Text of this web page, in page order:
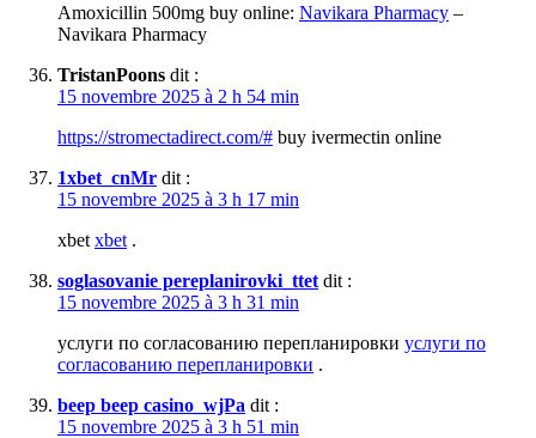
Amoxicillin 500mg buy online: Navikara Pharmacy –
Navikara Pharmacy
TristanPoons dit :
15 novembre 2025 à 2 h 54 min
https://stromectadirect.com/# buy ivermectin online
1xbet_cnMr dit :
15 novembre 2025 à 3 h 17 min
xbet xbet .
soglasovanie pereplanirovki_ttet dit :
15 novembre 2025 à 3 h 31 min
услуги по согласованию перепланировки услуги по
согласованию перепланировки .
beep beep casino_wjPa dit :
15 novembre 2025 à 3 h 51 min